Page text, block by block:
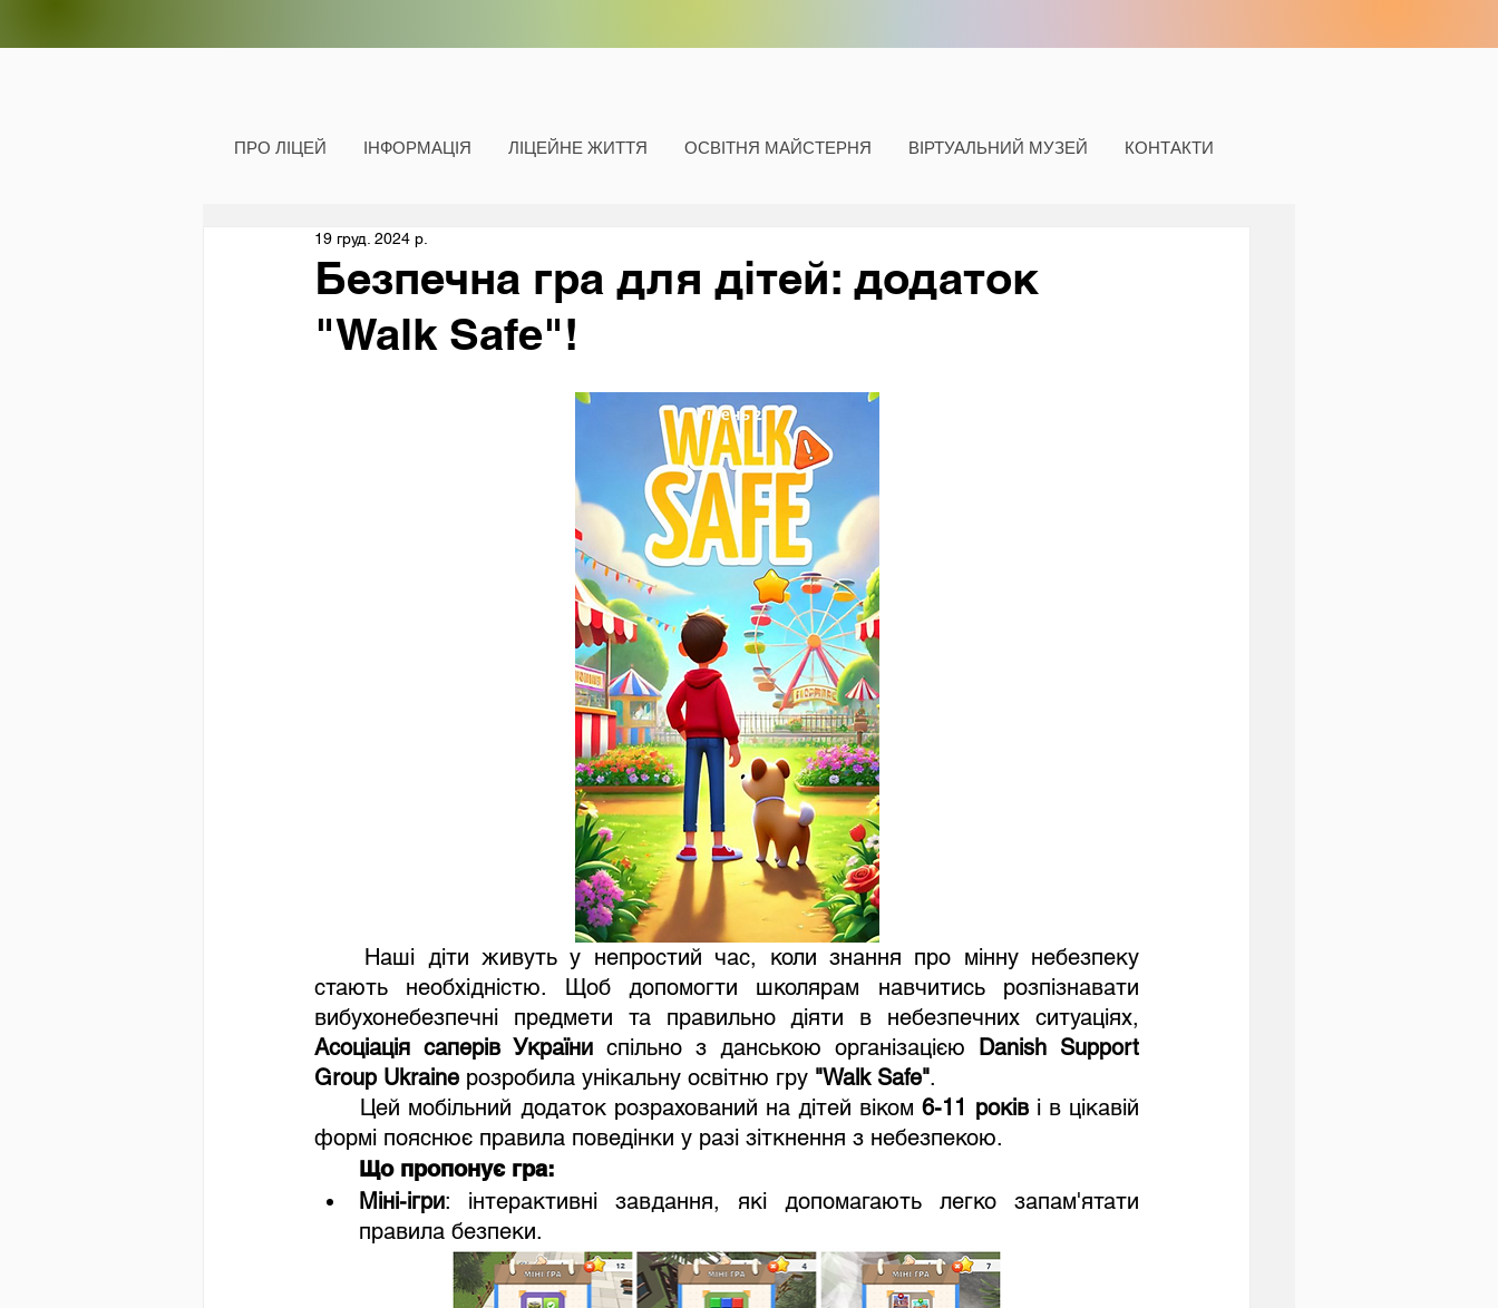
ПРО ЛІЦЕЙ ІНФОРМАЦІЯ ЛІЦЕЙНЕ ЖИТТЯ ОСВІТНЯ МАЙСТЕРНЯ ВІРТУАЛЬНИЙ МУЗЕЙ КОНТАКТИ
Безпечна гра для дітей: додаток
"Walk Safe"!
19 груд. 2024 р.
стають необхідністю. Щоб допомогти школярам навчитись розпізнавати
Асоціація саперів України спільно з данською організацією Danish Support
Group Ukraine розробила унікальну освітню гру "Walk Safe".
	Цей мобільний додаток розрахований на дітей віком
6-11 років і в цікавій
формі пояснює правила поведінки у разі зіткнення з небезпекою.
	Що пропонує гра:
Міні-ігри: інтерактивні завдання, які допомагають легко запам'ятати
правила безпеки.